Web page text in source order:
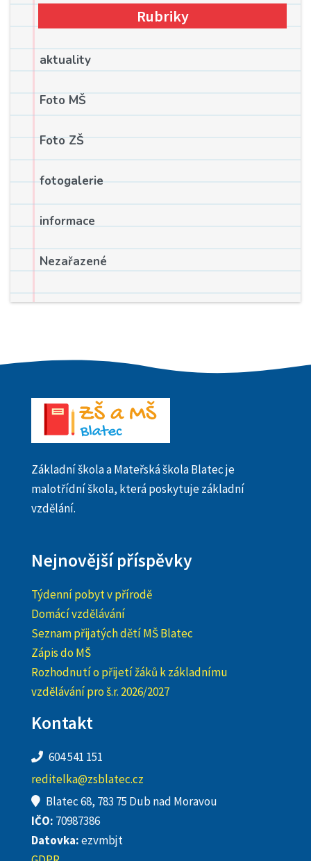
Rubriky
aktuality
Foto MŠ
Foto ZŠ
fotogalerie
informace
Nezařazené
Základní škola a Mateřská škola Blatec je
malotřídní škola, která poskytuje základní
vzdělání.
Nejnovější příspěvky
Týdenní pobyt v přírodě
Domácí vzdělávání
Seznam přijatých dětí MŠ Blatec
Zápis do MŠ
Rozhodnutí o přijetí žáků k základnímu
vzdělávání pro š.r. 2026/2027
Kontakt
604 541 151
reditelka@zsblatec.cz
Blatec 68, 783 75 Dub nad Moravou
IČO: 70987386
Datovka:ezvmbjt